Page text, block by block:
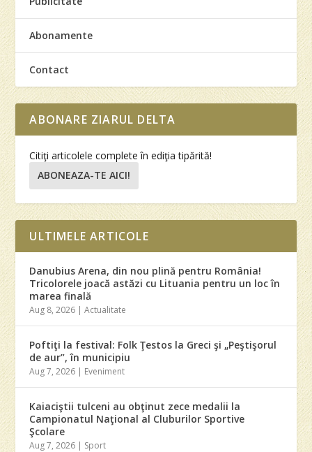
Abonamente
Contact
ABONARE ZIARUL DELTA
Citiţi articolele complete în ediţia tipărită!
ABONEAZA-TE AICI!
ULTIMELE ARTICOLE
Danubius Arena, din nou plină pentru România!
Tricolorele joacă astăzi cu Lituania pentru un loc în
marea finală
Aug 8, 2026 |Actualitate
Poftiţi la festival: Folk Ţestos la Greci şi „Peştişorul
de aur”, în municipiu
Aug 7, 2026 | Eveniment
Kaiaciştii tulceni au obţinut zece medalii la
Campionatul Naţional al Cluburilor Sportive
Şcolare
Aug 7, 2026 | Sport